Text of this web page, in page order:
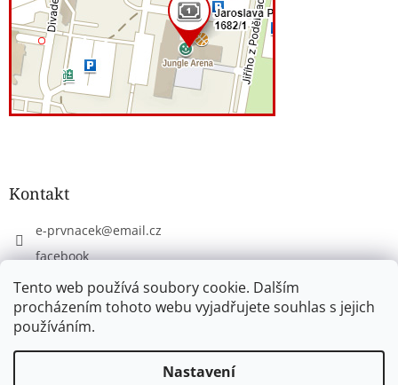
Tento web používá soubory cookie. Dalším
procházením tohoto webu vyjadřujete souhlas s jejich
používáním.
Nastavení
Kontakt
e-prvnacek@email.cz
facebook
eprvnacek